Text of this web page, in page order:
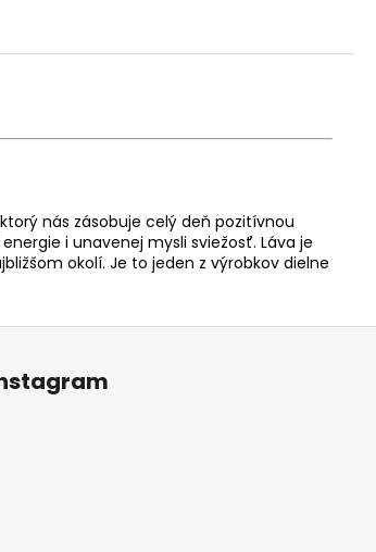
nás zásobuje celý deň pozitívnou
i unavenej mysli sviežosť. Láva je
okolí. Je to jeden z výrobkov dielne